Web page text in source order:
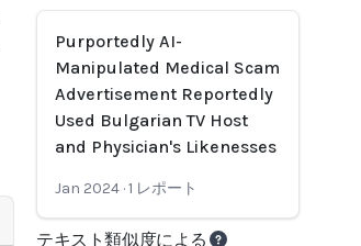
Purportedly AI-
Manipulated Medical Scam
Advertisement Reportedly
Used Bulgarian TV Host
and Physician's Likenesses
Jan 2024 ·1 レポート
テキスト類似度による